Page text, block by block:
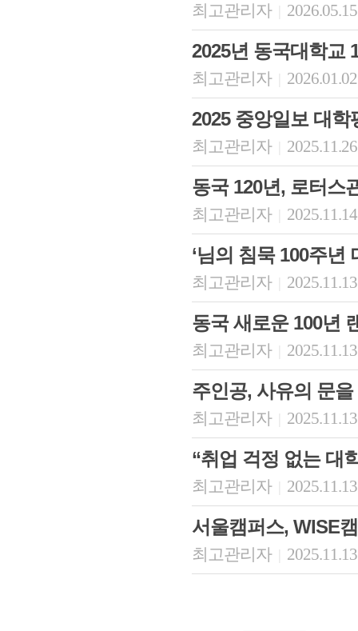
최고관리자
2025년 동국대학교
최고관리자
2025 중앙일보 대학
최고관리자
동국 120년, 로터스
최고관리자
‘님의 침묵 100주년
최고관리자
동국 새로운 100년
최고관리자
주인공, 사유의 문을
최고관리자
“취업 걱정 없는 대
최고관리자
서울캠퍼스, WISE
최고관리자